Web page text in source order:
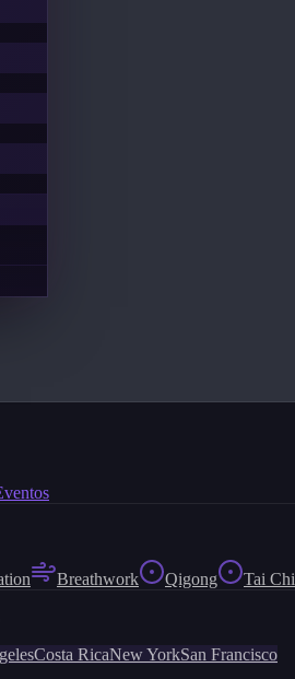
Breathwork Qigong Tai Chi
Costa RicaNew YorkSan Francisco